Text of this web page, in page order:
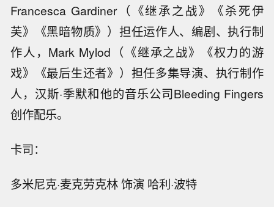
Francesca Gardiner（《继承之战》《杀死伊
芙》《黑暗物质》）担任运作人、编剧、执行制
作人，Mark Mylod（《继承之战》《权力的游
戏》《最后生还者》）担任多集导演、执行制作
人，汉斯·季默和他的音乐公司Bleeding Fingers
创作配乐。
卡司：
多米尼克·麦克劳克林 饰演 哈利·波特